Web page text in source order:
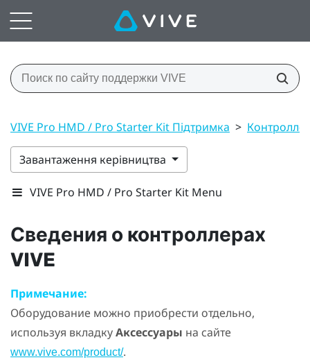
VIVE Pro HMD / Pro Starter Kit Підтримка >
Завантаження керівництва
VIVE Pro HMD / Pro Starter Kit Menu
Сведения о контроллерах
VIVE
Примечание:
Оборудование можно приобрести отдельно,
используя вкладкуАксессуары на сайте
www.vive.com/product/.